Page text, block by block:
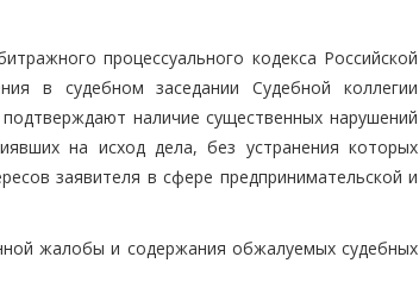
процессуального кодекса Российской
в судебном заседании Судебной коллегии
наличие существенных нарушений
на исход дела, без устранения которых
заявителя в сфере предпринимательской и
жалобы и содержания обжалуемых судебных